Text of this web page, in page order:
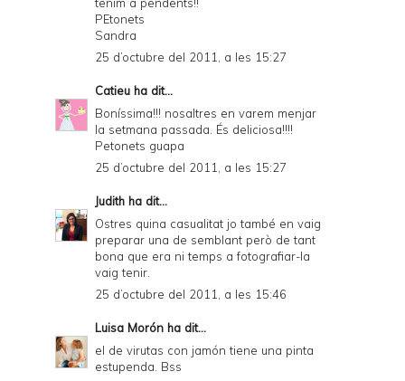
PEtonets
Sandra
25 d’octubre del 2011, a les 15:27
Catieu ha dit...
Boníssima!!! nosaltres en varem menjar
la setmana passada. És deliciosa!!!!
Petonets guapa
25 d’octubre del 2011, a les 15:27
Judith ha dit...
Ostres quina casualitat jo també en vaig
preparar una de semblant però de tant
bona que era ni temps a fotografiar-la
vaig tenir.
25 d’octubre del 2011, a les 15:46
Luisa Morón ha dit...
el de virutas con jamón tiene una pinta
estupenda. Bss